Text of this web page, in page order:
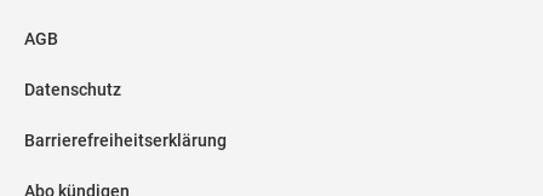
AGB
Datenschutz
Barrierefreiheitserklärung
Abo kündigen